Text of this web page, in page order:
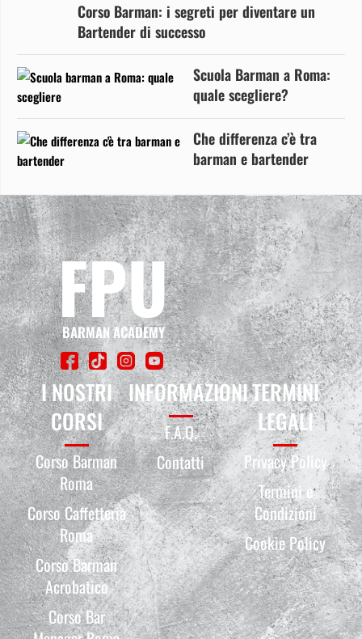
Corso Barman: i segreti per diventare un
Bartender di successo
Scuola Barman a Roma:
quale scegliere?
Che differenza c’è tra
barman e bartender
FPU
BARMAN ACADEMY
I NOSTRI
CORSI
Corso Barman
Roma
Corso Caffetteria
Roma
Corso Barman
Acrobatico
Corso Bar
INFORMAZIONI
F.A.Q.
Contatti
TERMINI
LEGALI
Privacy Policy
Termini e
Condizioni
Cookie Policy